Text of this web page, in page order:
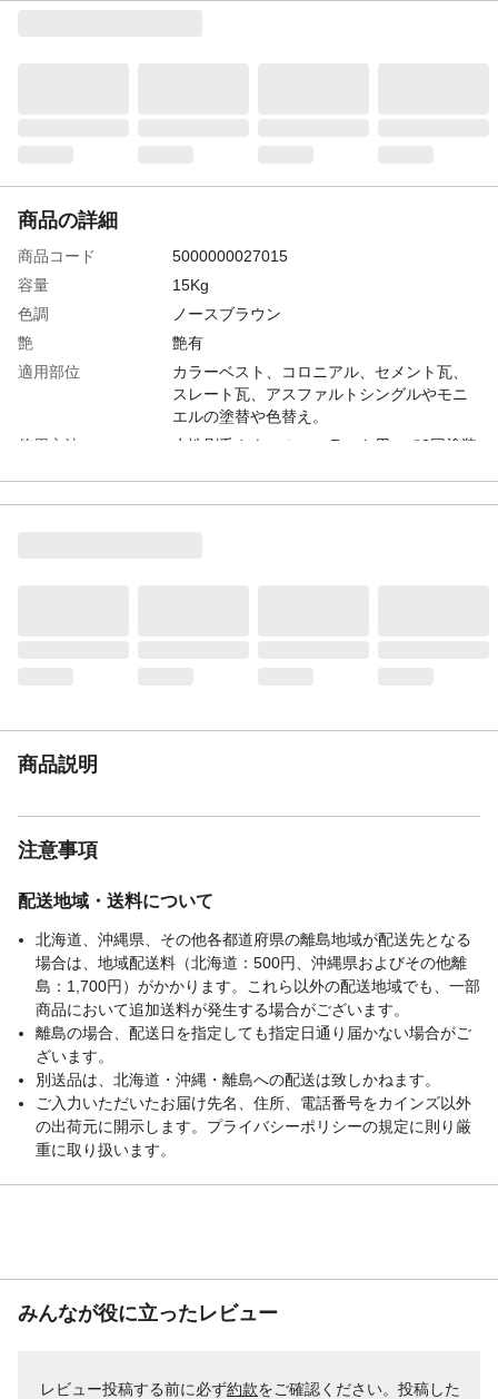
商品の詳細
商品コード
5000000027015
容量
15Kg
色調
ノースブラウン
艶
艶有
適用部位
カラーベスト、コロニアル、セメント瓦、
スレート瓦、アスファルトシングルやモニ
エルの塗替や色替え。
使用方法
水性刷毛やウールローラーを用いて2回塗装
ぐと漏水の原因になりますので、上塗の前
板は、錆が発生していなければ、軽くサン
商品説明
注意事項
配送地域・送料について
北海道、沖縄県、その他各都道府県の離島地域が配送先となる
場合は、地域配送料（北海道：500円、沖縄県およびその他離
島：1,700円）がかかります。これら以外の配送地域でも、一部
商品において追加送料が発生する場合がございます。
離島の場合、配送日を指定しても指定日通り届かない場合がご
ざいます。
別送品は、北海道・沖縄・離島への配送は致しかねます。
ご入力いただいたお届け先名、住所、電話番号をカインズ以外
の出荷元に開示します。プライバシーポリシーの規定に則り厳
重に取り扱います。
みんなが役に立ったレビュー
レビュー投稿する前に必ず約款をご確認ください。投稿した